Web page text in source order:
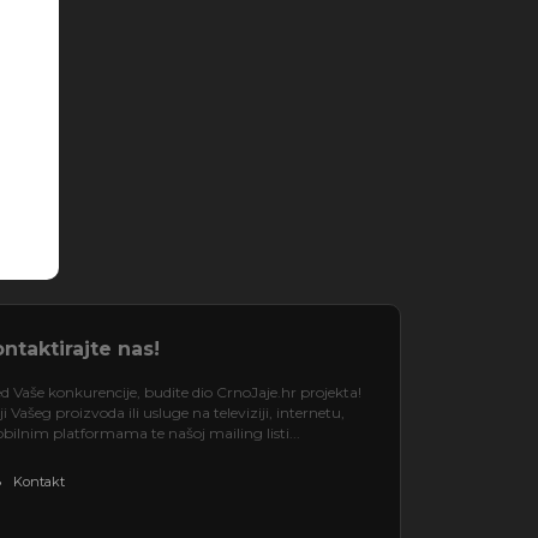
nas!
Vaše konkurencije, budite dio CrnoJaje.hr projekta!
Vašeg proizvoda ili usluge na televiziji, internetu,
platformama te našoj mailing listi...
Kontakt